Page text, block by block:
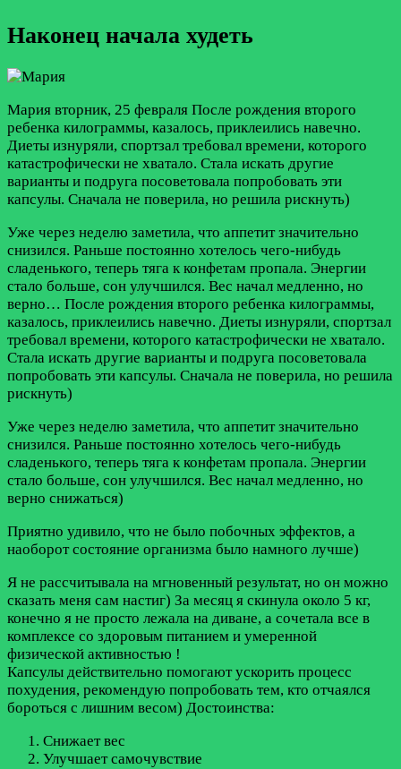
Наконец начала худеть
Мария вторник, 25 февраля После рождения второго
ребенка килограммы, казалось, приклеились навечно.
Диеты изнуряли, спортзал требовал времени, которого
катастрофически не хватало. Стала искать другие
варианты и подруга посоветовала попробовать эти
капсулы. Сначала не поверила, но решила рискнуть)
Уже через неделю заметила, что аппетит значительно
снизился. Раньше постоянно хотелось чего-нибудь
сладенького, теперь тяга к конфетам пропала. Энергии
стало больше, сон улучшился. Вес начал медленно, но
верно… После рождения второго ребенка килограммы,
казалось, приклеились навечно. Диеты изнуряли, спортзал
требовал времени, которого катастрофически не хватало.
Стала искать другие варианты и подруга посоветовала
попробовать эти капсулы. Сначала не поверила, но решила
рискнуть)
Уже через неделю заметила, что аппетит значительно
снизился. Раньше постоянно хотелось чего-нибудь
сладенького, теперь тяга к конфетам пропала. Энергии
стало больше, сон улучшился. Вес начал медленно, но
верно снижаться)
Приятно удивило, что не было побочных эффектов, а
наоборот состояние организма было намного лучше)
Я не рассчитывала на мгновенный результат, но он можно
сказать меня сам настиг) За месяц я скинула около 5 кг,
конечно я не просто лежала на диване, а сочетала все в
комплексе со здоровым питанием и умеренной
физической активностью !
Капсулы действительно помогают ускорить процесс
похудения, рекомендую попробовать тем, кто отчаялся
бороться с лишним весом) Достоинства:
Снижает вес
Улучшает самочувствие